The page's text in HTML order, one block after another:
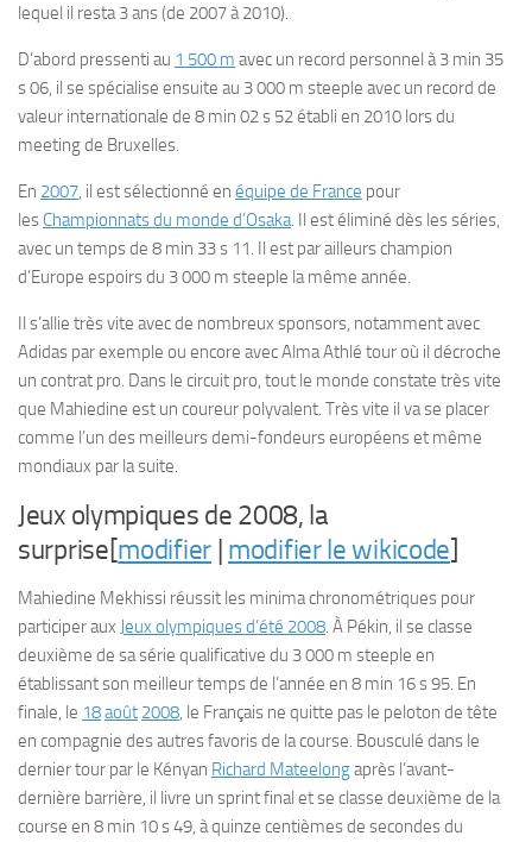
lequel il resta 3 ans (de 2007 à 2010).
D’abord pressenti au 1 500 m avec un record personnel à 3 min 35
s 06, il se spécialise ensuite au 3 000 m steeple avec un record de
valeur internationale de 8 min 02 s 52 établi en 2010 lors du
meeting de Bruxelles.
En 2007, il est sélectionné en équipe de France pour
les Championnats du monde d’Osaka. Il est éliminé dès les séries,
avec un temps de 8 min 33 s 11. Il est par ailleurs champion
d’Europe espoirs du 3 000 m steeple la même année.
Il s’allie très vite avec de nombreux sponsors, notamment avec
Adidas par exemple ou encore avec Alma Athlé tour où il décroche
un contrat pro. Dans le circuit pro, tout le monde constate très vite
que Mahiedine est un coureur polyvalent. Très vite il va se placer
comme l’un des meilleurs demi-fondeurs européens et même
mondiaux par la suite.
Jeux olympiques de 2008, la
surprise[modifier| modifier le wikicode]
Mahiedine Mekhissi réussit les minima chronométriques pour
participer aux Jeux olympiques d’été 2008. À Pékin, il se classe
deuxième de sa série qualificative du 3 000 m steeple en
établissant son meilleur temps de l’année en 8 min 16 s 95. En
finale, le 18août 2008, le Français ne quitte pas le peloton de tête
en compagnie des autres favoris de la course. Bousculé dans le
dernier tour par le Kényan Richard Mateelongaprès l’avant-
dernière barrière, il livre un sprint final et se classe deuxième de la
course en 8 min 10 s 49, à quinze centièmes de secondes du